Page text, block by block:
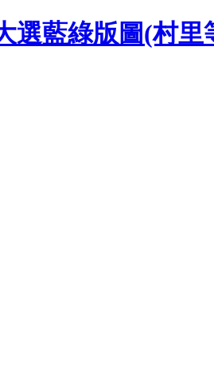
選藍綠版圖(村里